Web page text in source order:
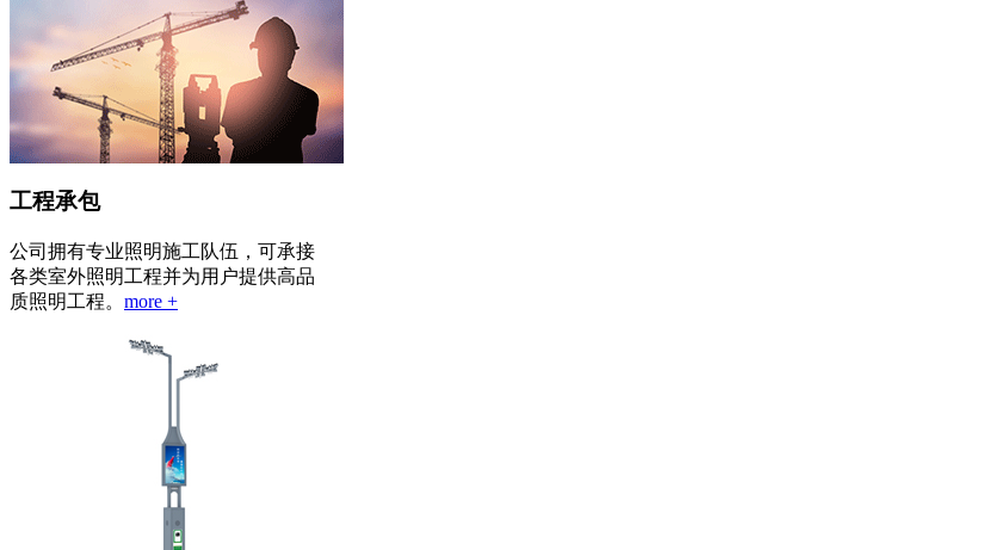
工程承包
公司拥有专业照明施工队伍，可承接
各类室外照明工程并为用户提供高品
质照明工程。 more +